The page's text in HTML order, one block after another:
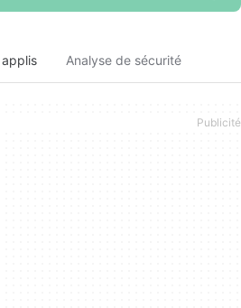
Analyse de sécurité